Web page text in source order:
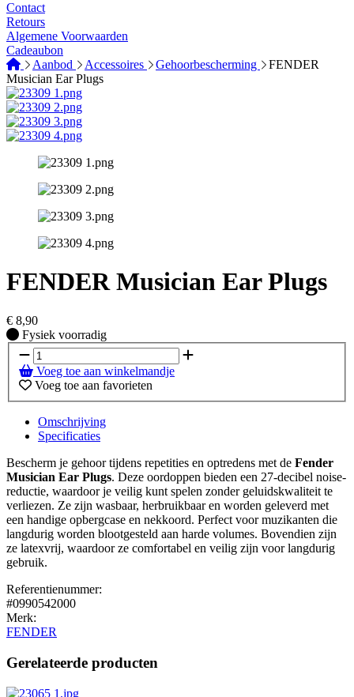
Contact
Retours
Algemene Voorwaarden
Cadeaubon
Aanbod
Accessoires Gehoorbescherming
FENDER
Musician Ear Plugs
FENDER Musician Ear Plugs
€ 8,90
Fysiek voorradig
Fysiek voorradig
Voeg toe aan winkelmandje
Voeg toe aan favorieten
Omschrijving
Specificaties
Bescherm je gehoor tijdens repetities en optredens met de Fender
Musician Ear Plugs. Deze oordoppen bieden een 27-decibel noise-
reductie, waardoor je veilig kunt spelen zonder geluidskwaliteit te
verliezen. Ze zijn wasbaar, herbruikbaar en worden geleverd met
een handige opbergcase en nekkoord. Perfect voor muzikanten die
langdurig worden blootgesteld aan harde volumes. Bovendien zijn
ze latexvrij, waardoor ze comfortabel en veilig zijn voor langdurig
gebruik.
Referentienummer:
#0990542000
Merk:
FENDER
Gerelateerde producten